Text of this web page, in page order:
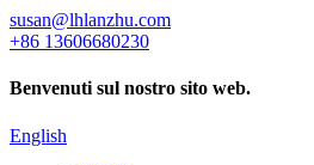
susan@lhlanzhu.com
+86 13606680230
Benvenuti sul nostro sito web.
English